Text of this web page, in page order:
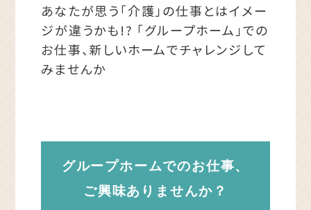
あなたが思う「介護」の仕事とはイメー
ジが違うかも!? 「グループホーム」での
お仕事、新しいホームでチャレンジして
みませんか
グループホームでのお仕事、
ご興味ありませんか？